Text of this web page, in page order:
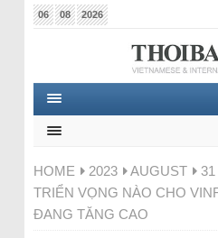
06 08 2026
HOME 2023 AUGUST 31
TRIỂN VỌNG NÀO CHO
ĐANG TĂNG CAO